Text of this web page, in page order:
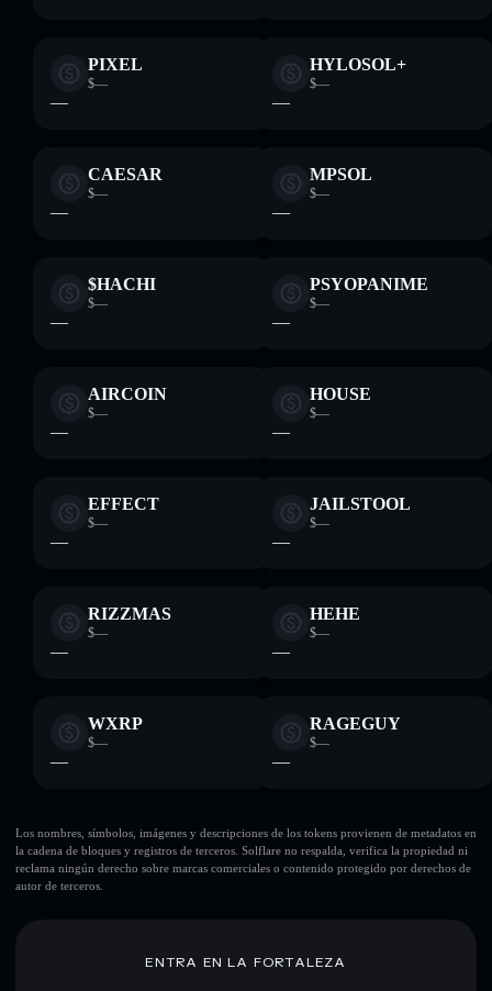
PIXEL
$—
—
HYLOSOL+
$—
—
CAESAR
$—
—
MPSOL
$—
—
$HACHI
$—
—
PSYOPANIME
$—
—
AIRCOIN
$—
—
HOUSE
$—
—
EFFECT
$—
—
JAILSTOOL
$—
—
RIZZMAS
$—
—
HEHE
$—
—
WXRP
$—
—
RAGEGUY
$—
—
Los nombres, símbolos, imágenes y descripciones de los tokens provienen de metadatos en
la cadena de bloques y registros de terceros. Solflare no respalda, verifica la propiedad ni
reclama ningún derecho sobre marcas comerciales o contenido protegido por derechos de
autor de terceros.
ENTRA EN LA FORTALEZA